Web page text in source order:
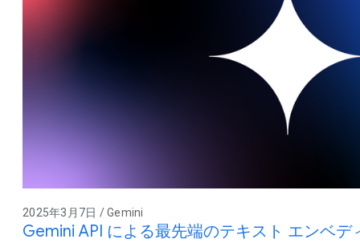
2025年3月7日 / Gemini
Gemini API による最先端のテキスト エンベデ